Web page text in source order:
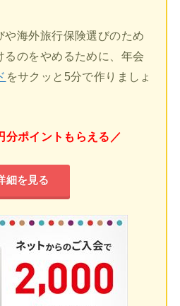
や海外旅行保険選びのため
るのをやめるために、年会
をサクッと5分で作りましょ
ポイントもらえる／
細を見る